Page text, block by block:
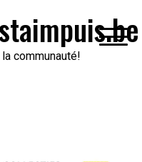
communauté!